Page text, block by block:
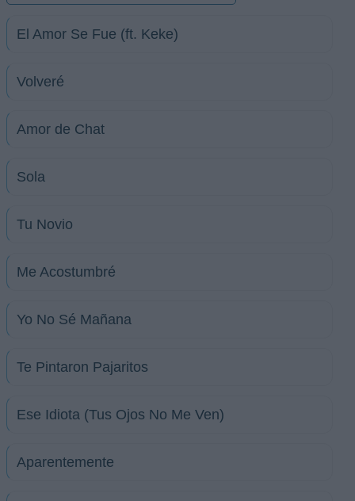
El Amor Se Fue (ft. Keke)
Volveré
Amor de Chat
Sola
Tu Novio
Me Acostumbré
Yo No Sé Mañana
Te Pintaron Pajaritos
Ese Idiota (Tus Ojos No Me Ven)
Aparentemente